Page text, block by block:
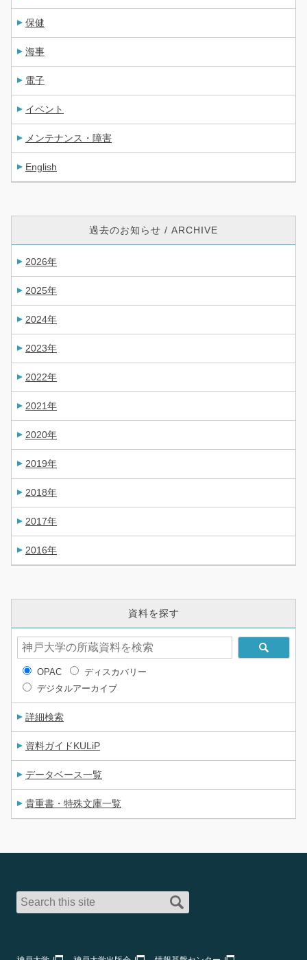
保健
海事
電子
イベント
メンテナンス・障害
English
過去のお知らせ / ARCHIVE
2026年
2025年
2024年
2023年
2022年
2021年
2020年
2019年
2018年
2017年
2016年
資料を探す
OPAC
ディスカバリー
デジタルアーカイブ
詳細検索
資料ガイドKULiP
データベース一覧
貴重書・特殊文庫一覧